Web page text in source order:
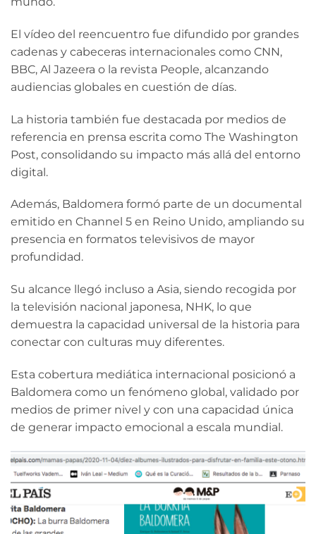
El vídeo del reencuentro fue difundido por grandes
cadenas y cabeceras internacionales como CNN,
BBC, Al Jazeera o la revista People, alcanzando
audiencias globales en cuestión de días.
La historia también fue destacada por medios de
referencia en prensa escrita como The Washington
Post, consolidando su impacto más allá del entorno
digital.
Además, Baldomera formó parte de un documental
emitido en Channel 5 en Reino Unido, ampliando su
presencia en formatos televisivos de mayor
profundidad.
Su alcance llegó incluso a Asia, siendo recogida por
la televisión nacional japonesa, NHK, lo que
demuestra la capacidad universal de la historia para
conectar con culturas muy diferentes.
Esta cobertura mediática internacional posicionó a
Baldomera como un fenómeno global, validado por
medios de primer nivel y con una capacidad única
de generar impacto emocional a escala mundial.